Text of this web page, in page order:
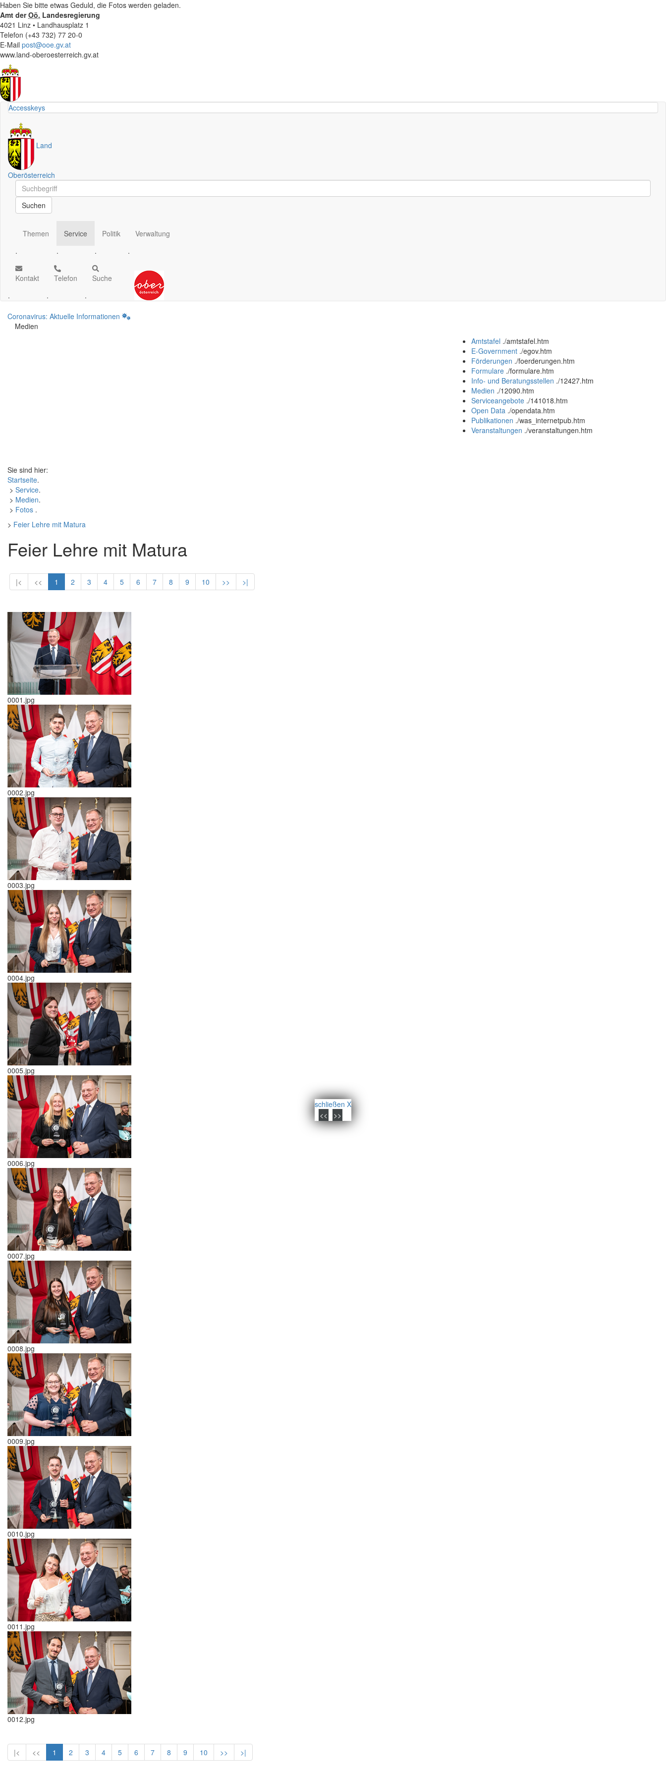
schließen X
<<
>>
Haben Sie bitte etwas Geduld, die Fotos werden geladen.
Amt derOö. Landesregierung
4021 Linz • Landhausplatz 1
Telefon (+43 732) 77 20-0
E-Mail post@ooe.gv.at
www.land-oberoesterreich.gv.at
Accesskeys
Land
Oberösterreich
Schnellsuche
Schnellsuche
Suchen
Themen
.
Service
.
Politik
.
Verwaltung
.
Kontakt
.
Telefon
.
Suche
.
Coronavirus: Aktuelle Informationen
Medien
Amtstafel ./amtstafel.htm
E-Government ./egov.htm
Förderungen ./foerderungen.htm
Formulare ./formulare.htm
Info- und Beratungsstellen ./12427.htm
Medien ./12090.htm
Serviceangebote ./141018.htm
Open Data ./opendata.htm
Publikationen ./was_internetpub.htm
Veranstaltungen ./veranstaltungen.htm
Sie sind hier:
Startseite.
> Service.
> Medien.
> Fotos .
> Feier Lehre mit Matura
Feier Lehre mit Matura
|< << 1 2 3 4 5 6 7 8 9 10 >> >|
0001.jpg
0002.jpg
0003.jpg
0004.jpg
0005.jpg
0006.jpg
0007.jpg
0008.jpg
0009.jpg
0010.jpg
0011.jpg
0012.jpg
|< << 1 2 3 4 5 6 7 8 9 10 >> >|